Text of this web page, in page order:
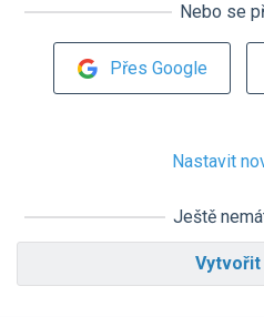
Nebo se
Přes Google
Nastavit
Ještě
Vytvořit